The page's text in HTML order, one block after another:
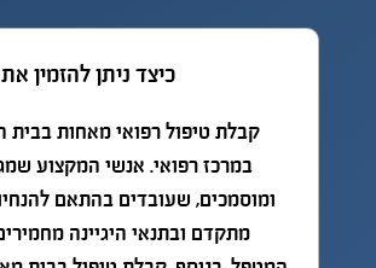
כיצד ניתן להזמין
קבלת טיפול רפואי מאחות בבית
במרכז רפואי. אנשי המקצוע
ומוסמכים, שעובדים בהתאם
מתקדם ובתנאי היגיינה
שלום אביבית
פניתי לחברת הומדיקל